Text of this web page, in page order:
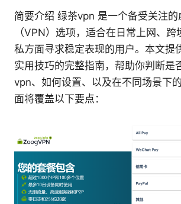
简要介绍 绿茶vpn 是一个备受关注
（VPN）选项，适合在日常上网、跨
私方面寻求稳定表现的用户。本文提
实用技巧的完整指南，帮助你判断是
vpn、如何设置、以及在不同场景下
面将覆盖以下要点：